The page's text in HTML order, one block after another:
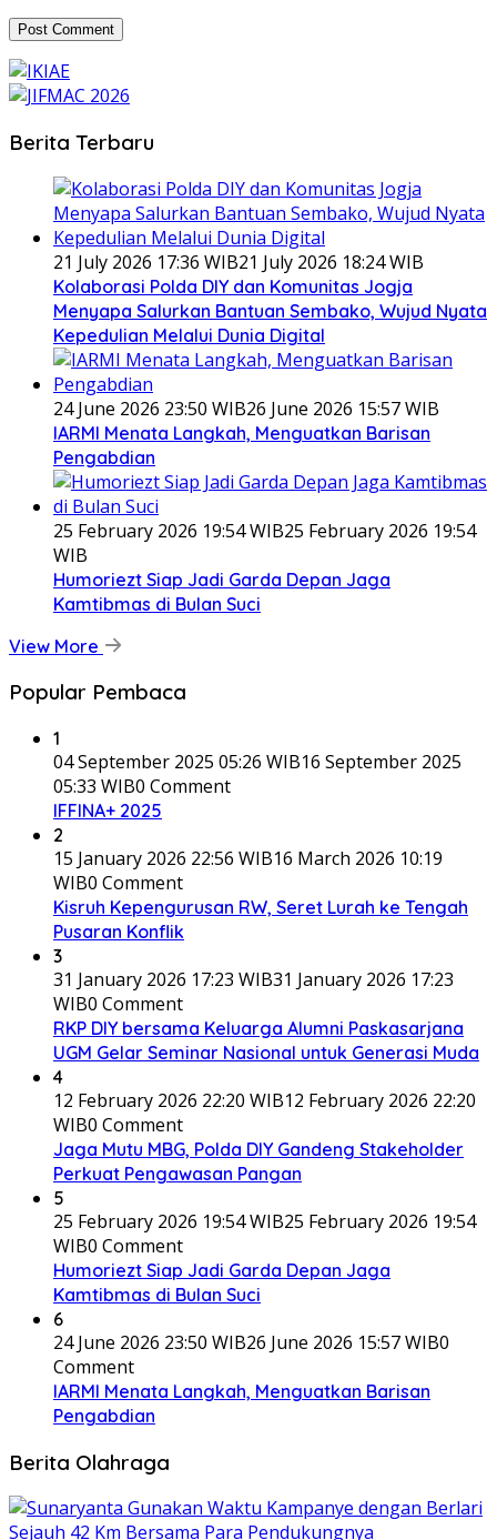
Berita Terbaru
21 July 2026 17:36 WIB21 July 2026 18:24 WIB
Kolaborasi Polda DIY dan Komunitas Jogja
Menyapa Salurkan Bantuan Sembako, Wujud Nyata
Kepedulian Melalui Dunia Digital
24 June 2026 23:50 WIB26 June 2026 15:57 WIB
IARMI Menata Langkah, Menguatkan Barisan
Pengabdian
25 February 2026 19:54 WIB25 February 2026 19:54
WIB
Humoriezt Siap Jadi Garda Depan Jaga
Kamtibmas di Bulan Suci
View More
Popular Pembaca
1
04 September 2025 05:26 WIB16 September 2025
05:33 WIB0 Comment
IFFINA+ 2025
2
15 January 2026 22:56 WIB16 March 2026 10:19
WIB0 Comment
Kisruh Kepengurusan RW, Seret Lurah ke Tengah
Pusaran Konflik
3
31 January 2026 17:23 WIB31 January 2026 17:23
WIB0 Comment
RKP DIY bersama Keluarga Alumni Paskasarjana
UGM Gelar Seminar Nasional untuk Generasi Muda
4
12 February 2026 22:20 WIB12 February 2026 22:20
WIB0 Comment
Jaga Mutu MBG, Polda DIY Gandeng Stakeholder
Perkuat Pengawasan Pangan
5
25 February 2026 19:54 WIB25 February 2026 19:54
WIB0 Comment
Humoriezt Siap Jadi Garda Depan Jaga
Kamtibmas di Bulan Suci
6
24 June 2026 23:50 WIB26 June 2026 15:57 WIB0
Comment
IARMI Menata Langkah, Menguatkan Barisan
Pengabdian
Berita Olahraga